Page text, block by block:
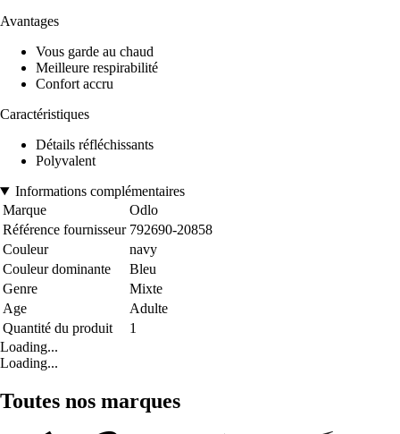
Avantages
Vous garde au chaud
Meilleure respirabilité
Confort accru
Caractéristiques
Détails réfléchissants
Polyvalent
Informations complémentaires
Marque
Odlo
Référence fournisseur 792690-20858
Couleur
navy
Couleur dominante
Bleu
Genre
Mixte
Age
Adulte
Quantité du produit
1
Loading...
Loading...
Toutes nos marques